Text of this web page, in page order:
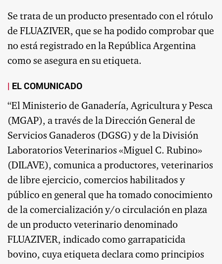
Se trata de un producto presentado con el rótulo
de FLUAZIVER, que se ha podido comprobar que
no está registrado en la República Argentina
como se asegura en su etiqueta.
EL COMUNICADO
“El Ministerio de Ganadería, Agricultura y Pesca
(MGAP), a través de la Dirección General de
Servicios Ganaderos (DGSG) y de la División
Laboratorios Veterinarios «Miguel C. Rubino»
(DILAVE), comunica a productores, veterinarios
de libre ejercicio, comercios habilitados y
público en general que ha tomado conocimiento
de la comercialización y/o circulación en plaza
de un producto veterinario denominado
FLUAZIVER, indicado como garrapaticida
bovino, cuya etiqueta declara como principios